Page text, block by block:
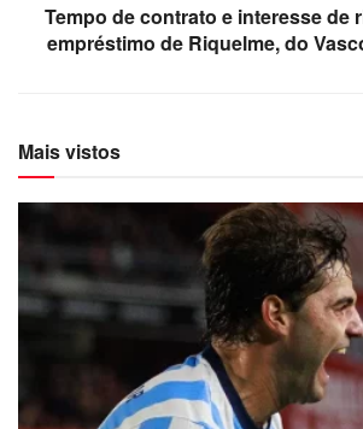
Tempo de contrato e interesse de
empréstimo de Riquelme, do
Mais vistos